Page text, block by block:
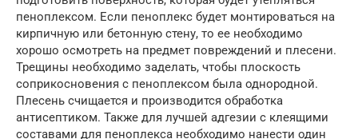
пеноплексом. Если пеноплекс будет монтироваться на
кирпичную или бетонную стену, то ее необходимо
хорошо осмотреть на предмет повреждений и плесени.
Трещины необходимо заделать, чтобы плоскость
соприкосновения с пеноплексом была однородной.
Плесень счищается и производится обработка
антисептиком. Также для лучшей адгезии с клеящими
составами для пеноплекса необходимо нанести один